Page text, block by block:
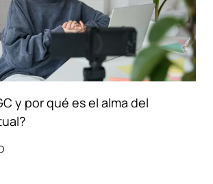
y por qué es el alma del